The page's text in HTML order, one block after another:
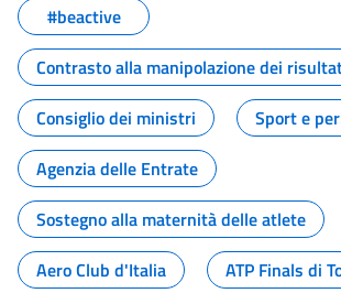
#beactive
Contrasto alla manipolazione dei
Consiglio dei ministri
Sport e
Agenzia delle Entrate
Sostegno alla maternità delle atlete
Aero Club d'Italia
ATP Finals di